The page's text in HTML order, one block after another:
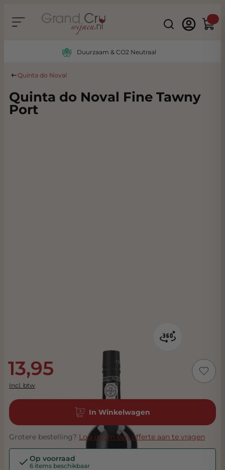
Search
Duurzaam & CO2 Neutraal
Quinta do Noval
Quinta do Noval Fine Tawny
Port
13,95
Incl. btw
In Winkelwagen
Grotere bestelling? Log in om een offerte aan te vragen
Op voorraad
6 items beschikbaar